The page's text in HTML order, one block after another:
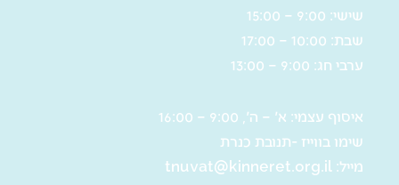
שישי: 9:00 – 15:00
שבת: 10:00 – 17:00
ערבי חג: 9:00 – 13:00
איסוף עצמי: א' – ה', 9:00 – 16:00
שימו בווייז -תנובת כנרת
מייל: tnuvat@kinneret.org.il